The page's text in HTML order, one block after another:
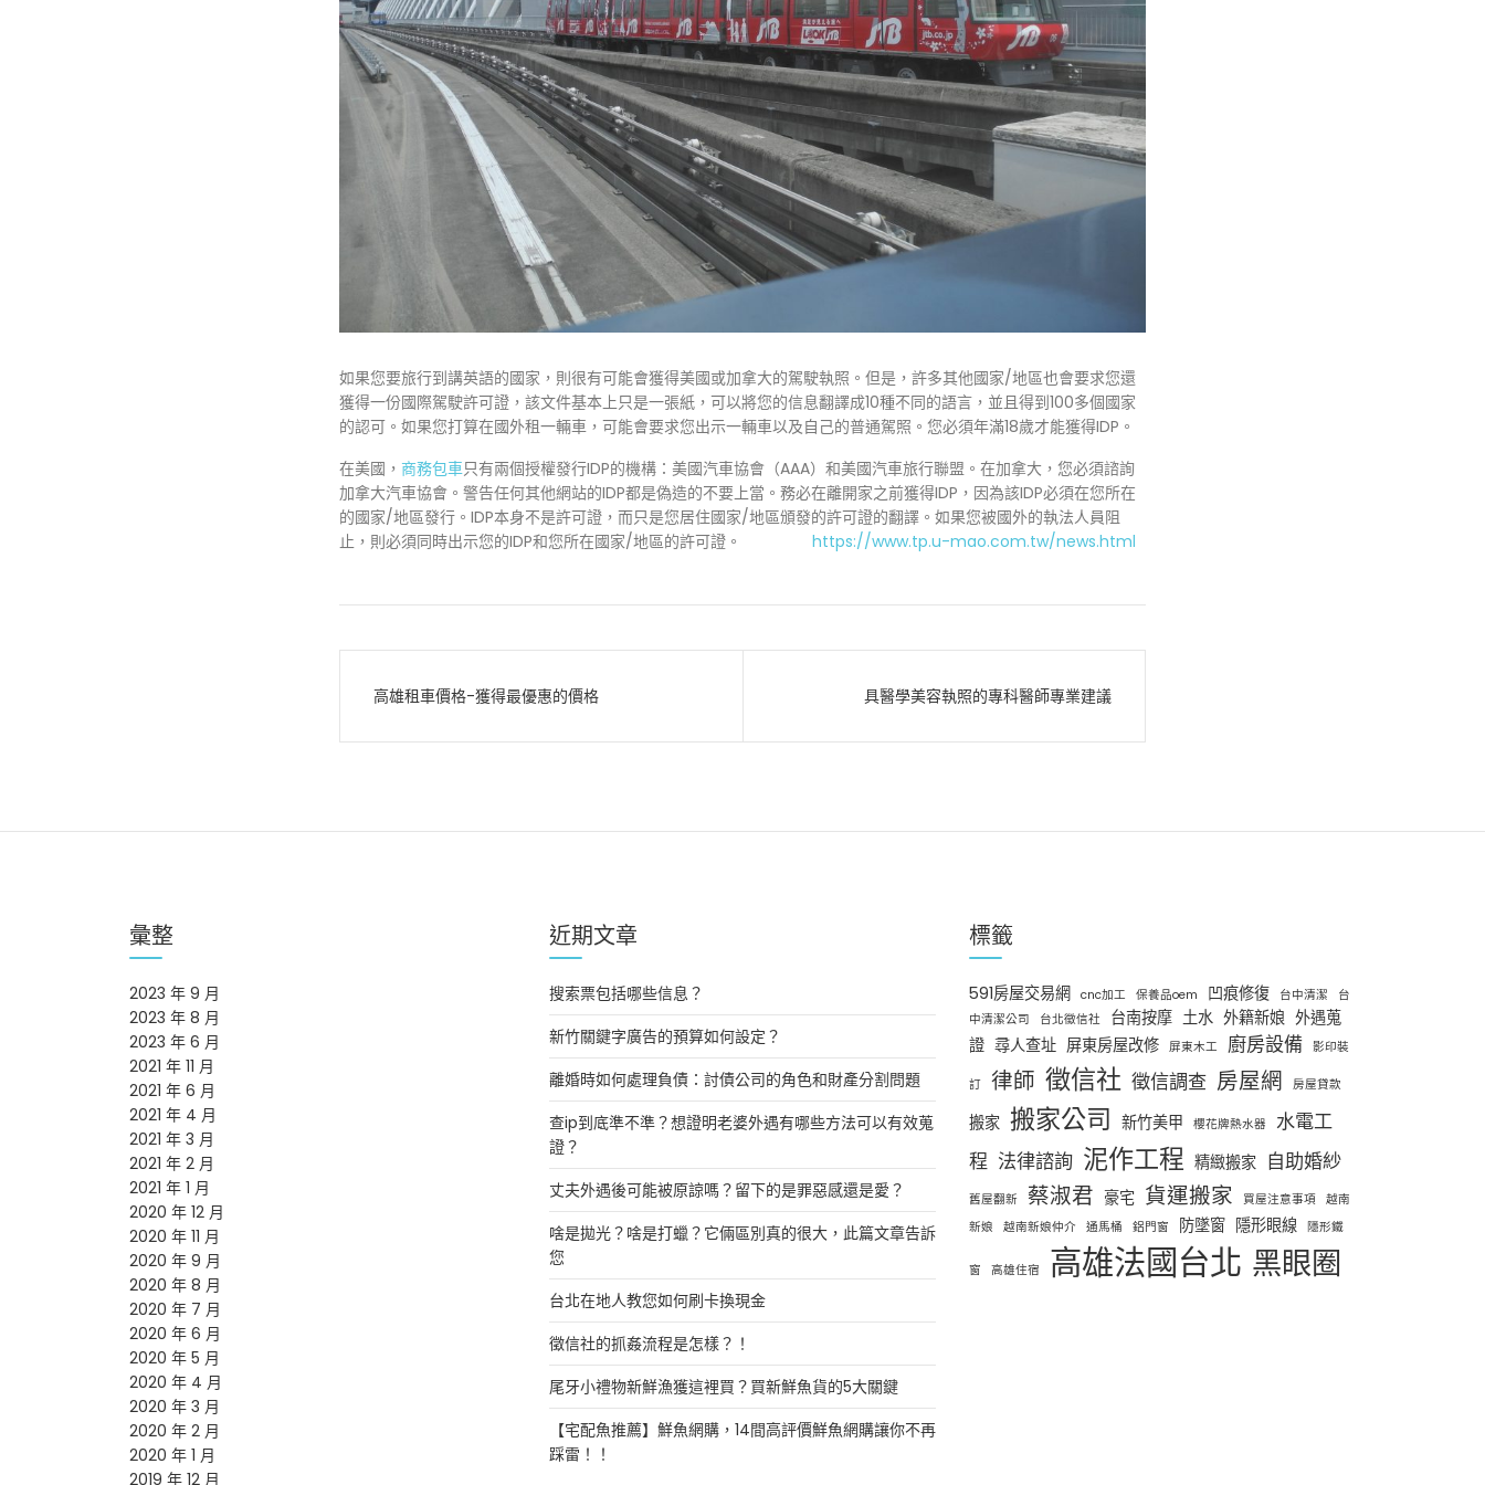
如果您要旅行到講英語的國家，則很有可能會獲得美國或加拿大的駕駛執照。但是，許多其他國家/地區也會要求您還
獲得一份國際駕駛許可證，該文件基本上只是一張紙，可以將您的信息翻譯成10種不同的語言，並且得到100多個國家
的認可。如果您打算在國外租一輛車，可能會要求您出示一輛車以及自己的普通駕照。您必須年滿18歲才能獲得IDP。
在美國， 商務包車只有兩個授權發行IDP的機構：美國汽車協會（AAA）和美國汽車旅行聯盟。在加拿大，您必須諮詢
加拿大汽車協會。警告任何其他網站的IDP都是偽造的不要上當。務必在離開家之前獲得IDP，因為該IDP必須在您所在
的國家/地區發行。IDP本身不是許可證，而只是您居住國家/地區頒發的許可證的翻譯。如果您被國外的執法人員阻
止，則必須同時出示您的IDP和您所在國家/地區的許可證。
https://www.tp.u-mao.com.tw/news.html
高雄租車價格-獲得最優惠的價格 具醫學美容執照的專科醫師專業建議
彙整
2023 年 9 月
2023 年 8 月
2023 年 6 月
2021 年 11 月
2021 年 6 月
2021 年 4 月
2021 年 3 月
2021 年 2 月
2021 年 1 月
2020 年 12 月
2020 年 11 月
2020 年 9 月
2020 年 8 月
2020 年 7 月
2020 年 6 月
2020 年 5 月
2020 年 4 月
2020 年 3 月
2020 年 2 月
2020 年 1 月
2019 年 12 月
近期文章
搜索票包括哪些信息？
新竹關鍵字廣告的預算如何設定？
離婚時如何處理負債：討債公司的角色和財產分割問題
查ip到底準不準？想證明老婆外遇有哪些方法可以有效蒐
證？
丈夫外遇後可能被原諒嗎？留下的是罪惡感還是愛？
啥是拋光？啥是打蠟？它倆區別真的很大，此篇文章告訴
您
台北在地人教您如何刷卡換現金
徵信社的抓姦流程是怎樣？！
尾牙小禮物新鮮漁獲這裡買？買新鮮魚貨的5大關鍵
【宅配魚推薦】鮮魚網購，14間高評價鮮魚網購讓你不再
踩雷！！
標籤
591房屋交易網 cnc加工 保養品oem 凹痕修復 台中清潔
台
中清潔公司
台北徵信社 台南按摩 土水 外籍新娘 外遇蒐
證 尋人查址 屏東房屋改修 屏東木工 廚房設備 影印裝
訂 律師 徵信社 徵信調查 房屋網 房屋貸款
搬家 搬家公司 新竹美甲 櫻花牌熱水器
水電工
程 法律諮詢 泥作工程 精緻搬家 自助婚紗
舊屋翻新 蔡淑君 豪宅 貨運搬家 買屋注意事項 越南
新娘
越南新娘仲介 通馬桶 鋁門窗 防墜窗 隱形眼線 隱形鐵
窗 高雄住宿 高雄法國台北 黑眼圈